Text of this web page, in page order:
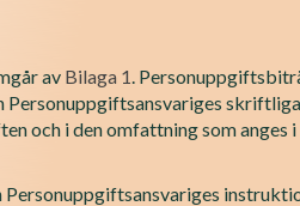
av Bilaga 1.
Personuppgiftsansvariges
och i den omfattning som anges i